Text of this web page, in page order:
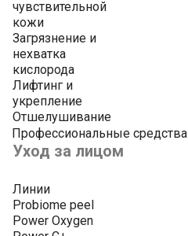
чувствительной
кожи
Загрязнение и
нехватка
кислорода
Лифтинг и
укрепление
Отшелушивание
Профессиональные средства
Уход за лицом
Линии
Probiome peel
Power Oxygen